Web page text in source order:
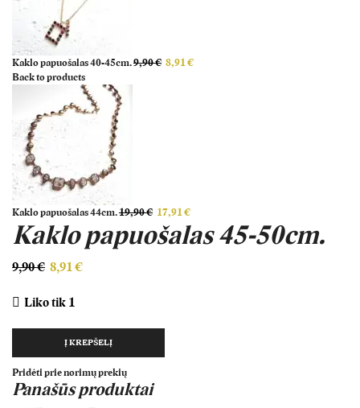
Kaklo papuošalas 40-45cm.9,90€ 8,91€
Back to products
Kaklo papuošalas 44cm.19,90€ 17,91€
Kaklo papuošalas 45-50cm.
9,90€ 8,91€
Liko tik 1
Į KREPŠELĮ
Pridėti prie norimų prekių
Panašūs produktai